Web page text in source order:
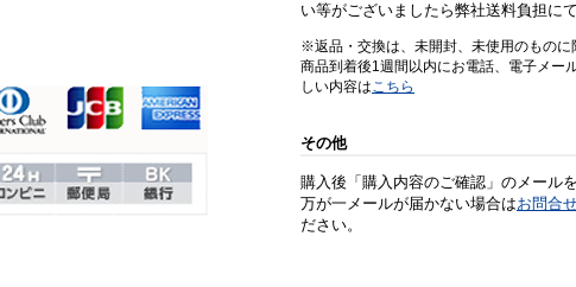
い等がございましたら弊社送料負担に
※返品・交換は、未開封、未使用のものに
商品到着後1週間以内にお電話、電子メー
しい内容はこちら
その他
購入後「購入内容のご確認」のメール
万が一メールが届かない場合はお問合
ださい。